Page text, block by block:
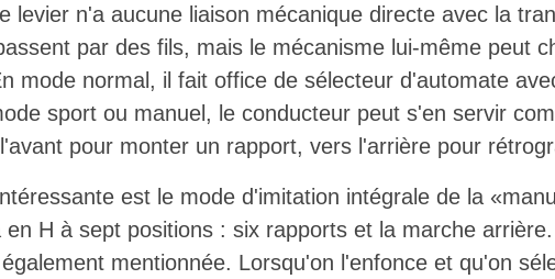
levier n'a aucune liaison mécanique directe avec la
par des fils, mais le mécanisme lui-même peut
mode normal, il fait office de sélecteur d'automate
sport ou manuel, le conducteur peut s'en servir
pour monter un rapport, vers l'arrière pour
est le mode d'imitation intégrale de la
H à sept positions : six rapports et la marche
mentionnée. Lorsqu'on l'enfonce et qu'on